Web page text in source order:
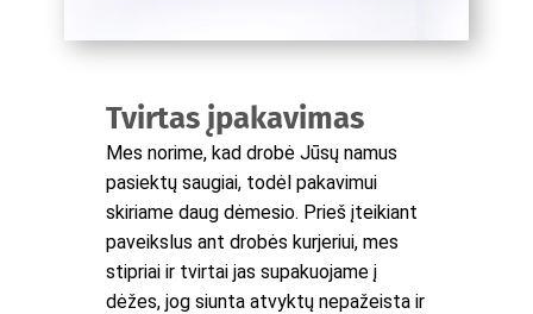
Tvirtas įpakavimas
Mes norime, kad drobė Jūsų namus
pasiektų saugiai, todėl pakavimui
skiriame daug dėmesio. Prieš įteikiant
paveikslus ant drobės kurjeriui, mes
stipriai ir tvirtai jas supakuojame į
dėžes, jog siunta atvyktų nepažeista ir